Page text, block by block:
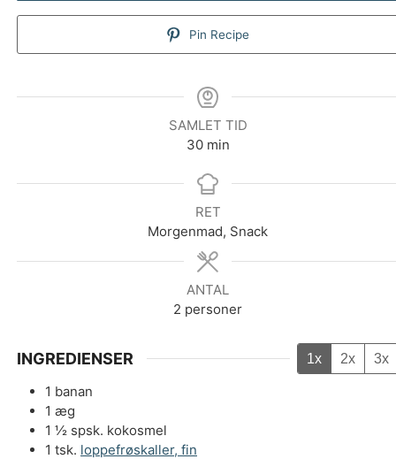
Pin Recipe
SAMLET TID
30minutter
min
RET
Morgenmad, Snack
ANTAL
2 personer
INGREDIENSER 1x 2x 3x
1 banan
1 æg
1 ½ spsk. kokosmel
1 tsk. loppefrøskaller, fin